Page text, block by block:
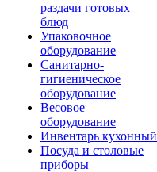
раздачи готовых
блюд
Упаковочное
оборудование
Санитарно-
гигиеническое
оборудование
Весовое
оборудование
Инвентарь кухонный
Посуда и столовые
приборы